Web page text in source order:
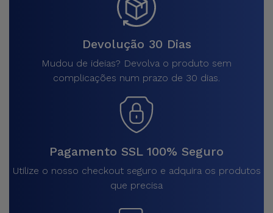
Devolução 30 Dias
Mudou de ideias? Devolva o produto sem
complicações num prazo de 30 dias.
Pagamento SSL 100% Seguro
Utilize o nosso checkout seguro e adquira os produtos
que precisa